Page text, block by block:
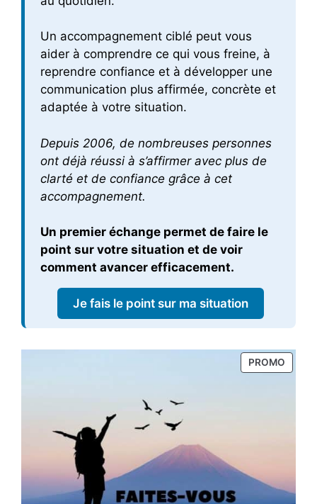
Un accompagnement ciblé peut vous
aider à comprendre ce qui vous freine, à
reprendre confiance et à développer une
communication plus affirmée, concrète et
adaptée à votre situation.
Depuis 2006, de nombreuses personnes
ont déjà réussi à s’affirmer avec plus de
clarté et de confiance grâce à cet
accompagnement.
Un premier échange permet de faire le
point sur votre situation et de voir
comment avancer efficacement.
Je fais le point sur ma situation
PROMO
EN